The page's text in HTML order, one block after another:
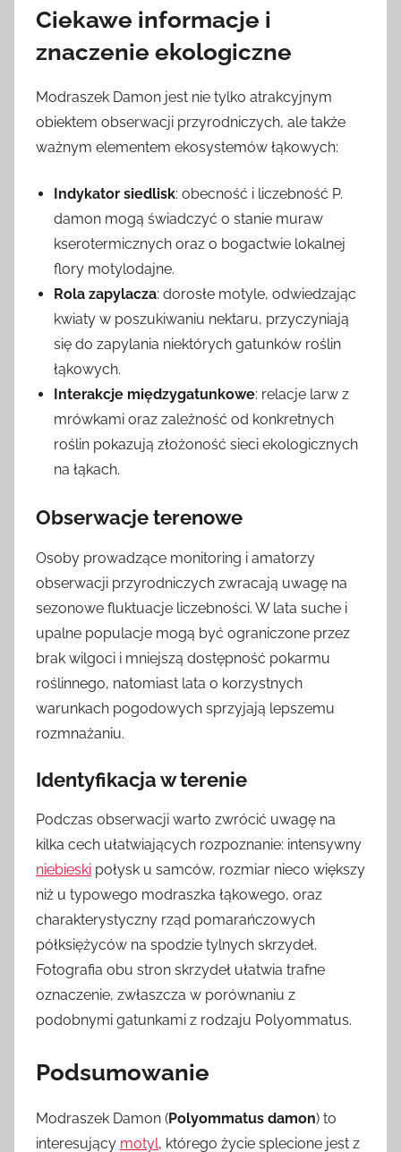
Ciekawe informacje i
znaczenie ekologiczne
Modraszek Damon jest nie tylko atrakcyjnym
obiektem obserwacji przyrodniczych, ale także
ważnym elementem ekosystemów łąkowych:
Indykator siedlisk: obecność i liczebność P.
damon mogą świadczyć o stanie muraw
kserotermicznych oraz o bogactwie lokalnej
flory motylodajne.
Rola zapylacza: dorosłe motyle, odwiedzając
kwiaty w poszukiwaniu nektaru, przyczyniają
się do zapylania niektórych gatunków roślin
łąkowych.
Interakcje międzygatunkowe: relacje larw z
mrówkami oraz zależność od konkretnych
roślin pokazują złożoność sieci ekologicznych
na łąkach.
Obserwacje terenowe
Osoby prowadzące monitoring i amatorzy
obserwacji przyrodniczych zwracają uwagę na
sezonowe fluktuacje liczebności. W lata suche i
upalne populacje mogą być ograniczone przez
brak wilgoci i mniejszą dostępność pokarmu
roślinnego, natomiast lata o korzystnych
warunkach pogodowych sprzyjają lepszemu
rozmnażaniu.
Identyfikacja w terenie
Podczas obserwacji warto zwrócić uwagę na
kilka cech ułatwiających rozpoznanie: intensywny
niebieski połysk u samców, rozmiar nieco większy
niż u typowego modraszka łąkowego, oraz
charakterystyczny rząd pomarańczowych
półksiężyców na spodzie tylnych skrzydeł.
Fotografia obu stron skrzydeł ułatwia trafne
oznaczenie, zwłaszcza w porównaniu z
podobnymi gatunkami z rodzaju Polyommatus.
Podsumowanie
Modraszek Damon (Polyommatus damon) to
interesujący motyl, którego życie splecione jest z